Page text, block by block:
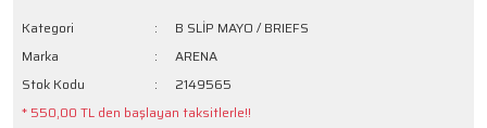
Kategori
B SLİP MAYO / BRIEFS
Marka
ARENA
Stok Kodu
2149565
* 550,00 TL den başlayan taksitlerle!!